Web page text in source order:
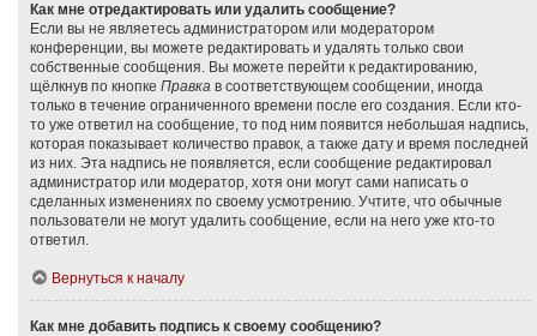
Как мне отредактировать или удалить сообщение?
Если вы не являетесь администратором или модератором
конференции, вы можете редактировать и удалять только свои
собственные сообщения. Вы можете перейти к редактированию,
щёлкнув по кнопке Правка в соответствующем сообщении, иногда
только в течение ограниченного времени после его создания. Если кто-
то уже ответил на сообщение, то под ним появится небольшая надпись,
которая показывает количество правок, а также дату и время последней
из них. Эта надпись не появляется, если сообщение редактировал
администратор или модератор, хотя они могут сами написать о
сделанных изменениях по своему усмотрению. Учтите, что обычные
пользователи не могут удалить сообщение, если на него уже кто-то
ответил.
Вернуться к началу
Как мне добавить подпись к своему сообщению?